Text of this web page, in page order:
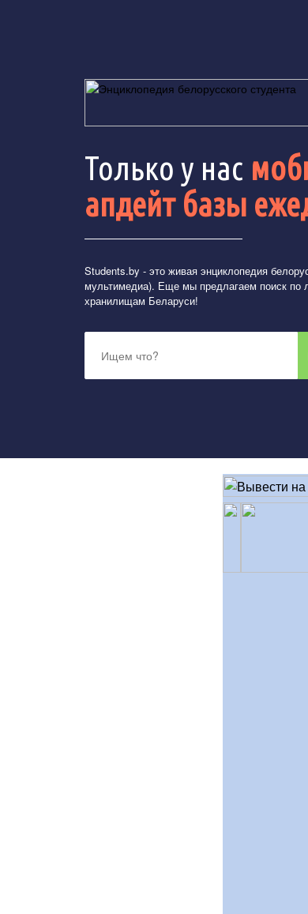
Только у нас
апдейт базы
Students.by - это живая энциклопедия
мультимедиа). Еще мы предлагаем поиск по
хранилищам Беларуси!